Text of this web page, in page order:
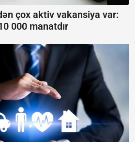
çox aktiv vakansiya var:
000 manatdır